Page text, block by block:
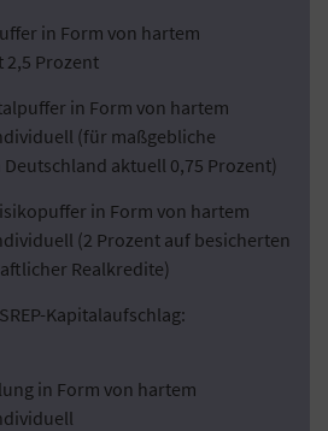
in Form von hartem
2,5 Prozent
in Form von hartem
(für maßgebliche
aktuell 0,75 Prozent)
in Form von hartem
(2 Prozent auf besicherten
Realkredite)
Kapitalaufschlag:
in Form von hartem